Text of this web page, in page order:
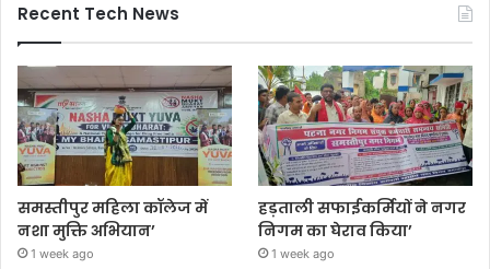
Recent Tech News
समस्तीपुर महिला कॉलेज में
नशा मुक्ति अभियान’
1 week ago
हड़ताली सफाईकर्मियों ने नगर
निगम का घेराव किया’
1 week ago